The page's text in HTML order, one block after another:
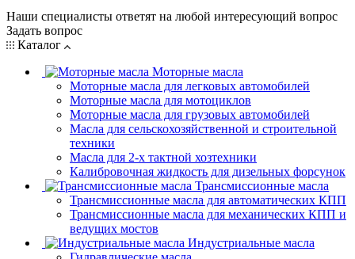
Наши специалисты ответят на любой интересующий вопрос
Задать вопрос
Каталог
Моторные масла
Моторные масла для легковых автомобилей
Моторные масла для мотоциклов
Моторные масла для грузовых автомобилей
Масла для сельскохозяйственной и строительной
техники
Масла для 2-х тактной хозтехники
Калибровочная жидкость для дизельных форсунок
Трансмиссионные масла
Трансмиссионные масла для автоматических КПП
Трансмиссионные масла для механических КПП и
ведущих мостов
Индустриальные масла